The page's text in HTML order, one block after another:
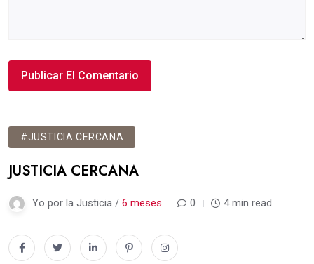
#JUSTICIA CERCANA
JUSTICIA CERCANA
Yo por la Justicia / 6 meses 0 4 min read